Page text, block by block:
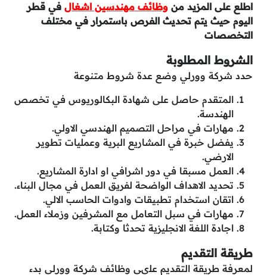
اطلع على المزيد من وظائف مهندسين اشغال في قطر
اليوم حيث يتم تحديث الفرص باستمرار في مختلف
التخصصات
الشروط المطلوبة
حدد شركة وورلي وضع عدة شروط متنوعة
المتقدم حاصل على شهادة البكالوريوس في تخصص
الهندسة.
مهارات في مراحل التصميم الهندسي الاولي.
يفضل خبرة في المشاريع البرية وعمليات تطوير
الارضي.
العمل مسبقا في دور اشرافي او ادارة المشاريع.
تحديد الاهداف الواضحة لفريق العمل في مجال البناء.
اتقان استخدام تطبيقات وادوات الحاسب الالي.
مهارات في سبل التعامل مع المشرفين وزملاء العمل.
اجادة اللغة الانجليزية تحدثا وكتابة.
طريقة التقديم
لمعرفة طريقة التقديم علىى وظائف شركة وورلي بدء